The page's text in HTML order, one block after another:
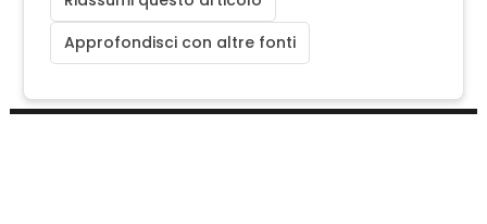
Approfondisci con altre fonti